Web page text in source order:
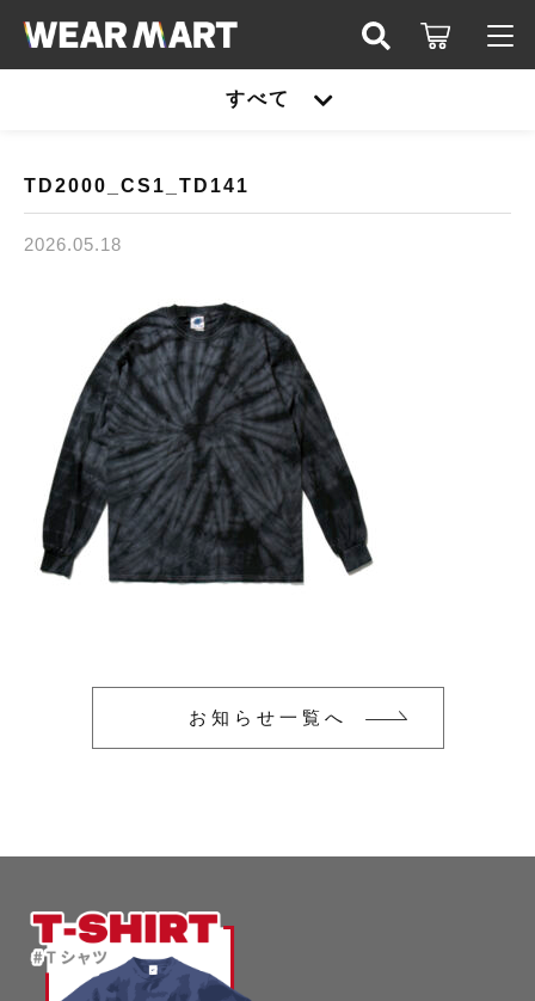
すべて
TD2000_CS1_TD141
2026.05.18
お知らせ一覧へ
ログイン / 会員登録
お知らせ
お気に入り
United athle
TRUSS
Printstar
glimmer
スウェット
ジャケット＆シャツ
Printstar
glimmer
SLOTH
US
スポーツウェア（ドライ）
キーワード検索
子カテゴリ
価格帯
～
その他